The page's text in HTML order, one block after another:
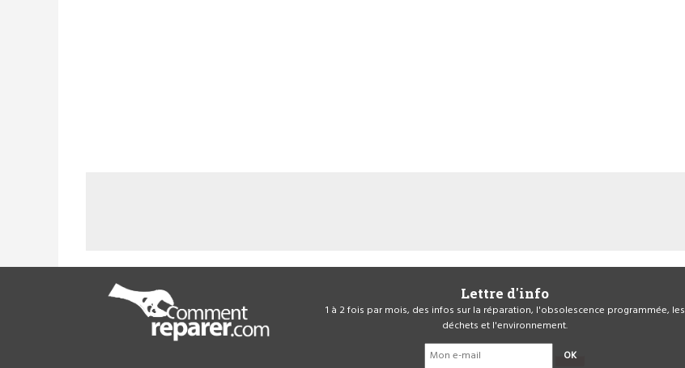
Lettre d'info
1 à 2 fois par mois, des infos sur la réparation, l'obsolescence programmée, les
déchets et l'environnement.
OK